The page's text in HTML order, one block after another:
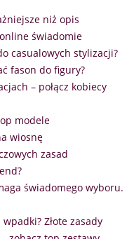
niż opis
świadomie
casualowych stylizacji?
fason do figury?
– połącz kobiecy
modele
wiosnę
zasad
świadomego wyboru.
Złote zasady